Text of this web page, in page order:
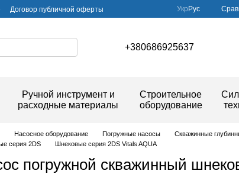
Договор публичной оферты
Укр Рус
+380686925637
Ручной инструмент и
расходные материалы
Строительное
оборудование
Насосное оборудование Погружные насосы
Скважинные
серия 2DS
Шнековые серия 2DS Vitals AQUA
погружной скважинный